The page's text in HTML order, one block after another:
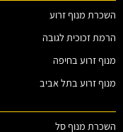
השכרת מנוף זרוע
הרמת זכוכית לגובה
מנוף זרוע בחיפה
מנוף זרוע בתל אביב
השכרת מנוף סל